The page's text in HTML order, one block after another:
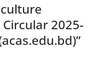
2025-
(acas.edu.bd)”